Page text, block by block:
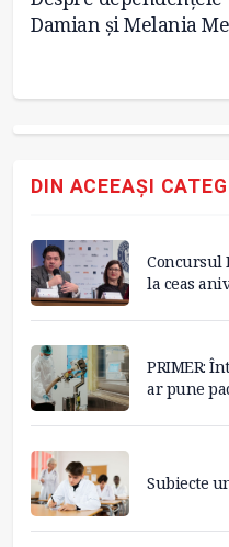
Damian și Melania
DIN ACEEAȘI
Concursul
la ceas
PRIMER:
ar pune
Subiecte